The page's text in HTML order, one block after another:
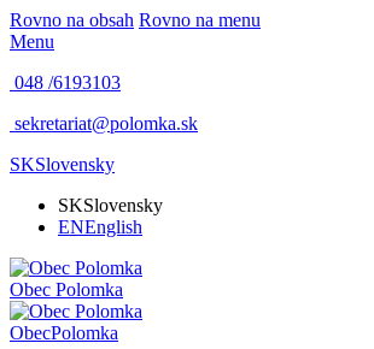
Rovno na obsah Rovno na menu
Menu
048 /6193103
sekretariat@polomka.sk
SKSlovensky
SKSlovensky
ENEnglish
Obec Polomka
ObecPolomka